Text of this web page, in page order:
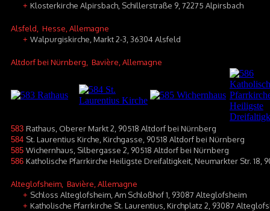
+ Klosterkirche Alpirsbach, Schillerstraße 9, 72275 Alpirsbach
Alsfeld , Hesse, Allemagne
+ Walpurgiskirche, Markt 2-3, 36304 Alsfeld
Altdorf bei Nürnberg , Bavière, Allemagne
583 Rathaus, Oberer Markt 2, 90518 Altdorf bei Nürnberg
584 St. Laurentius Kirche, Kirchgasse, 90518 Altdorf bei Nürnberg
585 Wichernhaus, Silbergasse 2, 90518 Altdorf bei Nürnberg
586 Katholische Pfarrkirche Heiligste Dreifaltigkeit, Neumarkter Str. 18,
Alteglofsheim , Bavière, Allemagne
+ Schloss Alteglofsheim, Am Schloßhof 1, 93087 Alteglofsheim
+ Katholische Pfarrkirche St. Laurentius, Kirchplatz 2, 93087